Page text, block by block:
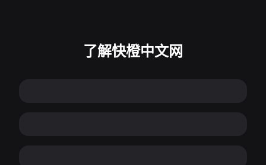
了解快橙中文网